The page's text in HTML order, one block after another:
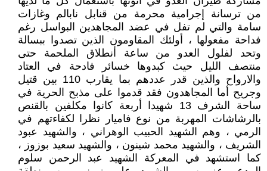
من ترسانة إجرامية محرمة من قنابل نابالم وغازات
سامة والتي لم تفل في عضد المجاهدين البواسل رغم
فداحة مفعولها ، أولئك المقاومون الذين تصدوا ببسالة
وتحد لفلول العدو من ساعة أنطلاق الملحمة حتى
منتصف الليل حيث كبدوها خسائر فادحة في العتاد
والارواح والذين قدر عددهم بما يقارب 110 بين قتيل
وجريح أما المجاهدون فقد قدموا على مذبح الحرية في
ساحة الشرف 13 شهيدا أربعة كانوا مكلفين بالقنص
بالرشاشات المهربة من نوع فاميار نظرا لكفاءتهم في
الرمي ، وهم الشهيد الحبيب الوهراني ، والشهيد عبود
الشريف ، والشهيد محمد شينون ، والشهيد سعيد بوزوز ،
كما استشهد في المعركة الشهيد عبد الرحمن سلوم